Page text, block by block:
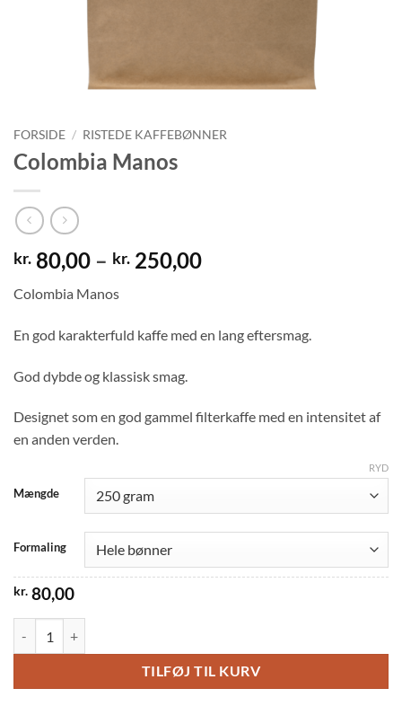
FORSIDE / RISTEDE KAFFEBØNNER
Colombia Manos
kr. 80,00 – kr. 250,00Prisinterval:
kr. 250,00
Colombia Manos
En god karakterfuld kaffe med en lang eftersmag.
God dybde og klassisk smag.
Designet som en god gammel filterkaffe med en intensitet af
en anden verden.
Mængde
Formaling
RYD
kr. 80,00
TILFØJ TIL KURV